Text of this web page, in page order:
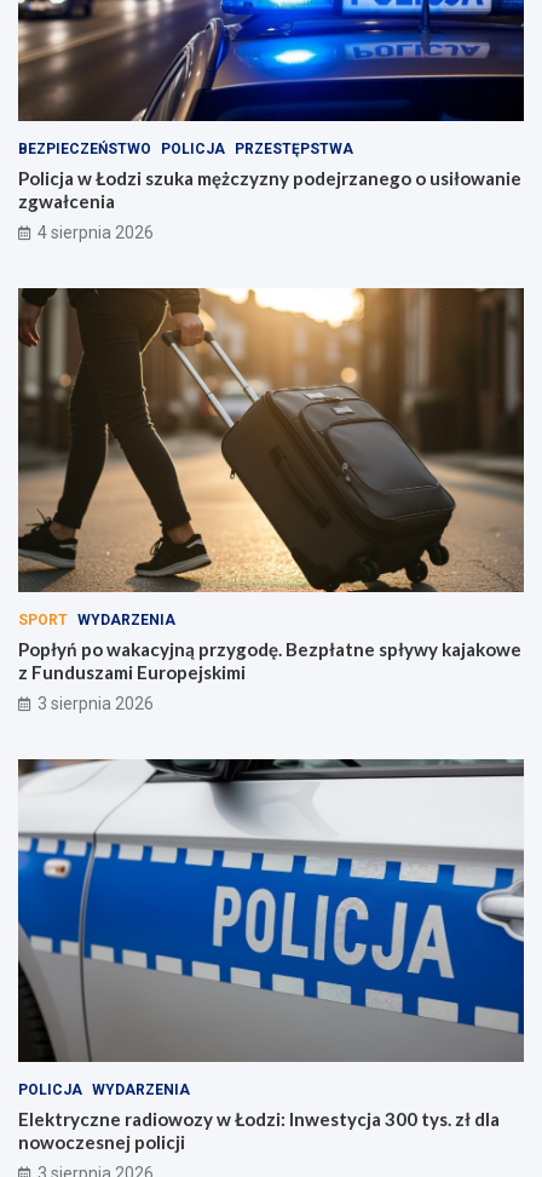
BEZPIECZEŃSTWO POLICJA PRZESTĘPSTWA
Policja w Łodzi szuka mężczyzny podejrzanego o usiłowanie
zgwałcenia
4 sierpnia 2026
SPORT WYDARZENIA
Popłyń po wakacyjną przygodę. Bezpłatne spływy kajakowe
z Funduszami Europejskimi
3 sierpnia 2026
POLICJA WYDARZENIA
Elektryczne radiowozy w Łodzi: Inwestycja 300 tys. zł dla
nowoczesnej policji